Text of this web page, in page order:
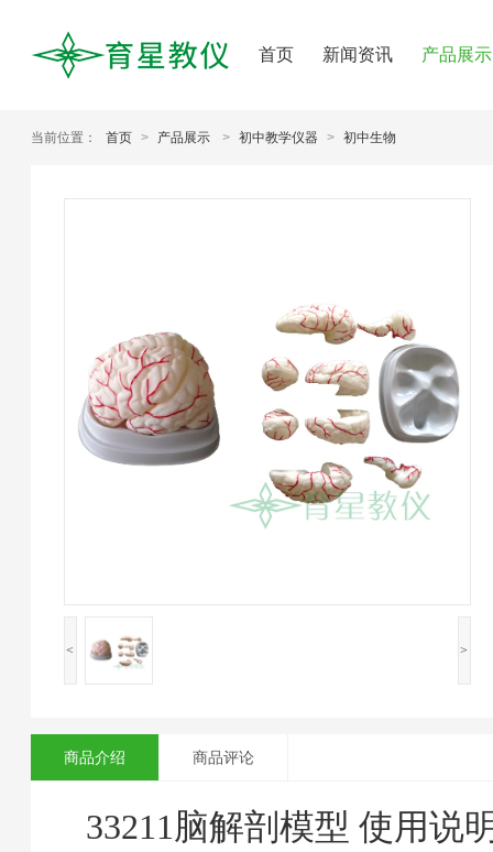
首页 新闻资讯 产品展示
当前位置： 首页 > 产品展示 > 初中教学仪器 > 初中生物
< >
商品介绍 商品评论
33211脑解剖模型 使用说